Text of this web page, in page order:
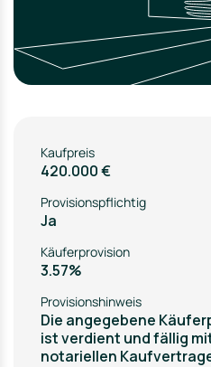
Kaufpreis
420.000 €
Provisionspflichtig
Ja
Käuferprovision
3.57%
Provisionshinweis
Die angegebene
ist verdient und fällig
notariellen